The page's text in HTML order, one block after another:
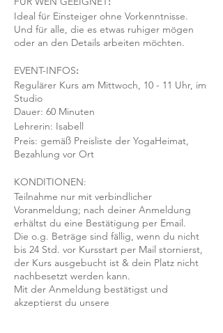
Ideal für Einsteiger ohne Vorkenntnisse.
Und für alle, die es etwas ruhiger mögen
oder an den Details arbeiten möchten.
EVENT-INFOS:
Regulärer Kurs am Mittwoch, 10 - 11 Uhr, im
Studio
Dauer: 60 Minuten
Lehrerin: Isabell
Preis: gemäß Preisliste der YogaHeimat,
Bezahlung vor Ort
KONDITIONEN:
Teilnahme nur mit verbindlicher
Voranmeldung; nach deiner Anmeldung
erhältst du eine Bestätigung per Email.
Die o.g. Beträge sind fällig, wenn du nicht
bis 24 Std. vor Kursstart per Mail stornierst,
der Kurs ausgebucht ist & dein Platz nicht
nachbesetzt werden kann.
Mit der Anmeldung bestätigst und
akzeptierst du unsere